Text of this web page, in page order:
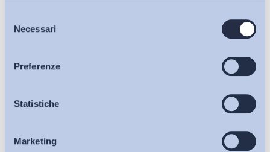
delNecessari
Preferenze
Statistiche
Marketing
Bollettini ADAPT
Articoli
Osservatori
Eventi
@EMassagli